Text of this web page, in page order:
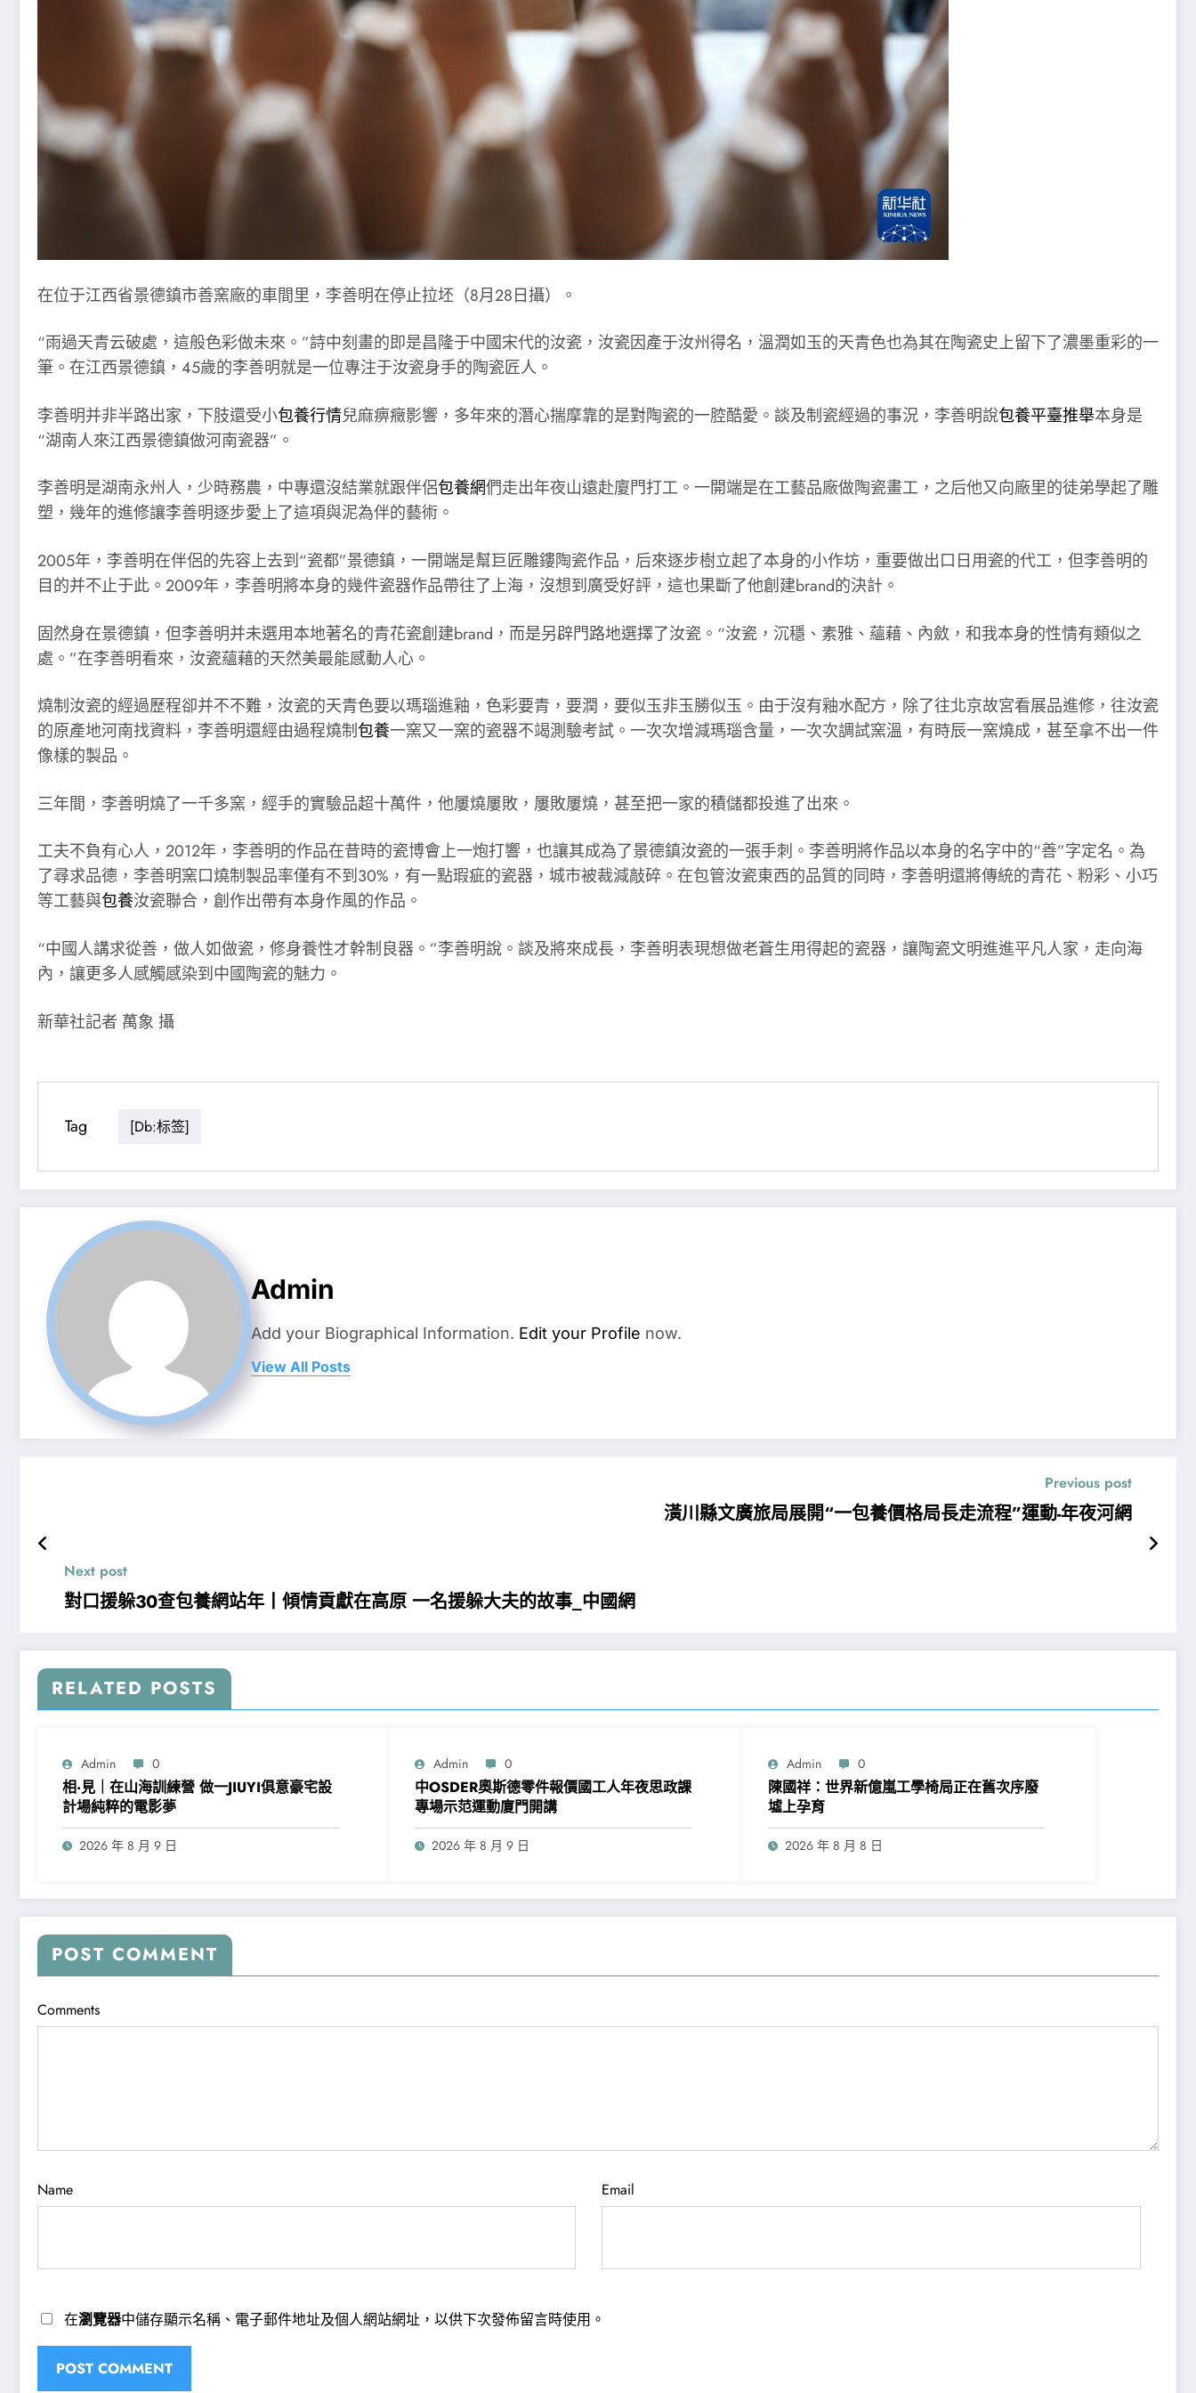
在位于江西省景德鎮市善窯廠的車間里，李善明在停止拉坯（8月28日攝）。
“雨過天青云破處，這般色彩做未來。”詩中刻畫的即是昌隆于中國宋代的汝瓷，汝瓷因產于汝州得名，溫潤如玉的天青色也為其在陶瓷史上留下了濃墨重彩的一
筆。在江西景德鎮，45歲的李善明就是一位專注于汝瓷身手的陶瓷匠人。
李善明并非半路出家，下肢還受小包養行情兒麻痹癥影響，多年來的潛心揣摩靠的是對陶瓷的一腔酷愛。談及制瓷經過的事況，李善明說包養平臺推舉本身是
“湖南人來江西景德鎮做河南瓷器”。
李善明是湖南永州人，少時務農，中專還沒結業就跟伴侶包養網們走出年夜山遠赴廈門打工。一開端是在工藝品廠做陶瓷畫工，之后他又向廠里的徒弟學起了雕
塑，幾年的進修讓李善明逐步愛上了這項與泥為伴的藝術。
2005年，李善明在伴侶的先容上去到“瓷都”景德鎮，一開端是幫巨匠雕鏤陶瓷作品，后來逐步樹立起了本身的小作坊，重要做出口日用瓷的代工，但李善明的
目的并不止于此。2009年，李善明將本身的幾件瓷器作品帶往了上海，沒想到廣受好評，這也果斷了他創建brand的決計。
固然身在景德鎮，但李善明并未選用本地著名的青花瓷創建brand，而是另辟門路地選擇了汝瓷。“汝瓷，沉穩、素雅、蘊藉、內斂，和我本身的性情有類似之
處。”在李善明看來，汝瓷蘊藉的天然美最能感動人心。
燒制汝瓷的經過歷程卻并不不難，汝瓷的天青色要以瑪瑙進釉，色彩要青，要潤，要似玉非玉勝似玉。由于沒有釉水配方，除了往北京故宮看展品進修，往汝瓷
的原產地河南找資料，李善明還經由過程燒制包養一窯又一窯的瓷器不竭測驗考試。一次次增減瑪瑙含量，一次次調試窯溫，有時辰一窯燒成，甚至拿不出一件
像樣的製品。
三年間，李善明燒了一千多窯，經手的實驗品超十萬件，他屢燒屢敗，屢敗屢燒，甚至把一家的積儲都投進了出來。
工夫不負有心人，2012年，李善明的作品在昔時的瓷博會上一炮打響，也讓其成為了景德鎮汝瓷的一張手刺。李善明將作品以本身的名字中的“善”字定名。為
了尋求品德，李善明窯口燒制製品率僅有不到30%，有一點瑕疵的瓷器，城市被裁減敲碎。在包管汝瓷東西的品質的同時，李善明還將傳統的青花、粉彩、小巧
等工藝與包養汝瓷聯合，創作出帶有本身作風的作品。
“中國人講求從善，做人如做瓷，修身養性才幹制良器。”李善明說。談及將來成長，李善明表現想做老蒼生用得起的瓷器，讓陶瓷文明進進平凡人家，走向海
內，讓更多人感觸感染到中國陶瓷的魅力。
新華社記者 萬象 攝
Tag [db:标签]
Admin
Add your Biographical Information. Edit your Profile now.
View All Posts
Previous post
潢川縣文廣旅局展開“一包養價格局長走流程”運動-年夜河網
Next post
對口援躲30查包養網站年丨傾情貢獻在高原 一名援躲大夫的故事_中國網
RELATED POSTS
Admin 0
相·見｜在山海訓練營 做一JIUYI俱意豪宅設
計場純粹的電影夢
2026 年 8 月 9 日
Admin 0
中OSDER奧斯德零件報價國工人年夜思政課
專場示范運動廈門開講
2026 年 8 月 9 日
Admin 0
陳國祥：世界新億嵐工學椅局正在舊次序廢
墟上孕育
2026 年 8 月 8 日
POST COMMENT
Comments
Name Email
在瀏覽器中儲存顯示名稱、電子郵件地址及個人網站網址，以供下次發佈留言時使用。